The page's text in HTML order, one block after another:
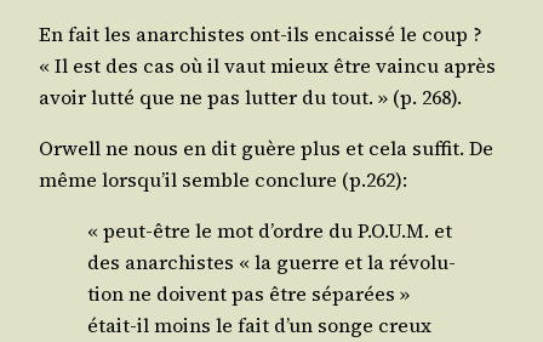
En fait les anar­chistes ont-ils encais­sé le coup ?
« Il est des cas où il vaut mieux être vain­cu après
avoir lut­té que ne pas lut­ter du tout. » (p. 268).
Orwell ne nous en dit guère plus et cela suf­fit. De
même lorsqu’il semble conclure (p.262):
« peut-être le mot d’ordre du P.O.U.M. et
des anar­chistes « la guerre et la révo­lu­
tion ne doivent pas être sépa­rées »
était-il moins le fait d’un songe creux